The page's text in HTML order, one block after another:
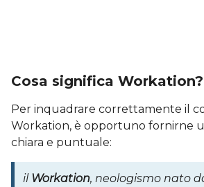
Cosa significa Workation?
Per inquadrare correttamente il
Workation, è opportuno fornirne
chiara e puntuale:
il Workation, neologismo nato